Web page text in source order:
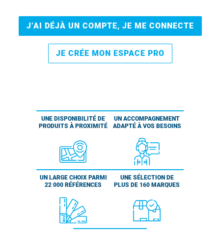
J’AI DÉJÀ UN COMPTE, JE ME CONNECTE
JE CRÉE MON ESPACE PRO
UNE DISPONIBILITÉ DE
PRODUITS À PROXIMITÉ
UN ACCOMPAGNEMENT
ADAPTÉ À VOS BESOINS
UN LARGE CHOIX PARMI
22 000 RÉFÉRENCES
UNE SÉLECTION DE
PLUS DE 160 MARQUES